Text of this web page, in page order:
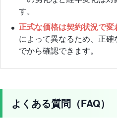
す。
正式な価格は契約状況で変
によって異なるため、正
でから確認できます。
よくある質問（FAQ）